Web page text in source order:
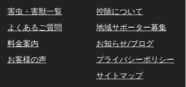
害虫・害獣一覧
よくあるご質問
料金案内
お客様の声
控除について
地域サポーター募集
お知らせ/ブログ
プライバシーポリシー
サイトマップ